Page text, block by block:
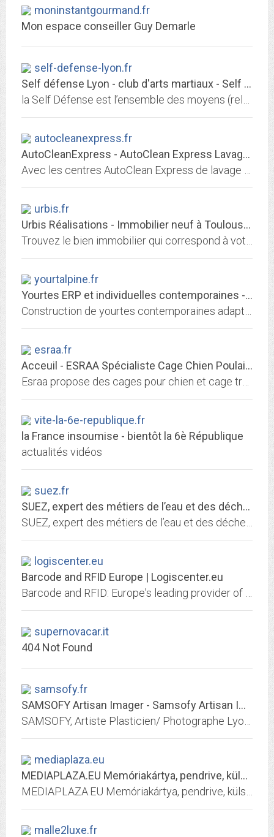
moninstantgourmand.fr
Mon espace conseiller Guy Demarle
self-defense-lyon.fr
Self défense Lyon - club d'arts martiaux - Self défense Lyon et Condrieu
autocleanexpress.fr
AutoCleanExpress - AutoClean Express Lavage de voiture sans eau
urbis.fr
Urbis Réalisations - Immobilier neuf à Toulouse et Montpellier
yourtalpine.fr
Yourtes ERP et individuelles contemporaines - yourte alpine
esraa.fr
Acceuil - ESRAA Spécialiste Cage Chien Poulailler
vite-la-6e-republique.fr
la France insoumise - bientôt la 6è République
actualités vidéos
suez.fr
SUEZ, expert des métiers de l’eau et des déchets en France - SUEZ en France
logiscenter.eu
Barcode and RFID Europe | Logiscenter.eu
supernovacar.it
404 Not Found
samsofy.fr
SAMSOFY Artisan Imager - Samsofy Artisan Imager
mediaplaza.eu
MEDIAPLAZA.EU Memóriakártya, pendrive, külső merevlemez, egyéb adathordozó...
malle2luxe.fr